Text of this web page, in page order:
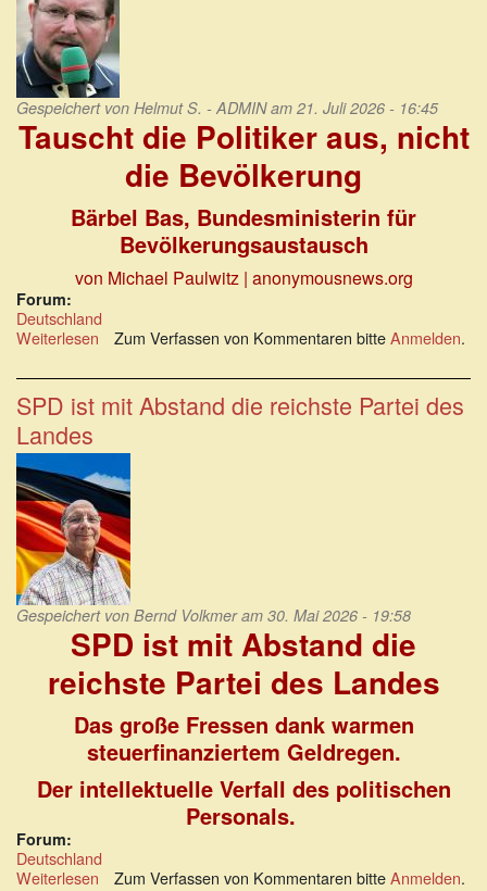
Gespeichert von Helmut S. - ADMINam 21. Juli 2026 - 16:45
Tauscht die Politiker aus, nicht
die Bevölkerung
Bärbel Bas, Bundesministerin für
Bevölkerungsaustausch
von Michael Paulwitz | anonymousnews.org
Forum:
Deutschland
Weiterlesen über
die
Politiker
aus,
die
Bevölkerung
Zum Verfassen von Kommentaren bitteAnmelden.
SPD ist mit Abstand die reichste Partei des
Landes
Gespeichert von Bernd Volkmeram 30. Mai 2026 - 19:58
SPD ist mit Abstand die
reichste Partei des Landes
Das große Fressen dank warmen
steuerfinanziertem Geldregen.
Der intellektuelle Verfall des politischen
Personals.
Forum:
Deutschland
Weiterlesen über
Zum Verfassen von Kommentaren bitteAnmelden.